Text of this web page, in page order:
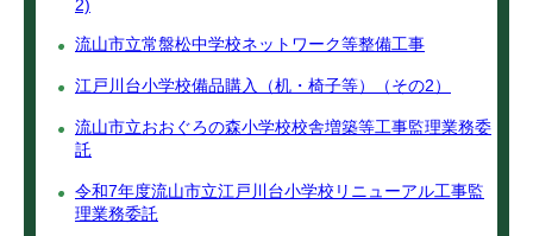
2)
流山市立常盤松中学校ネットワーク等整備工事
江戸川台小学校備品購入（机・椅子等）（その2）
流山市立おおぐろの森小学校校舎増築等工事監理業務委
託
令和7年度流山市立江戸川台小学校リニューアル工事監
理業務委託